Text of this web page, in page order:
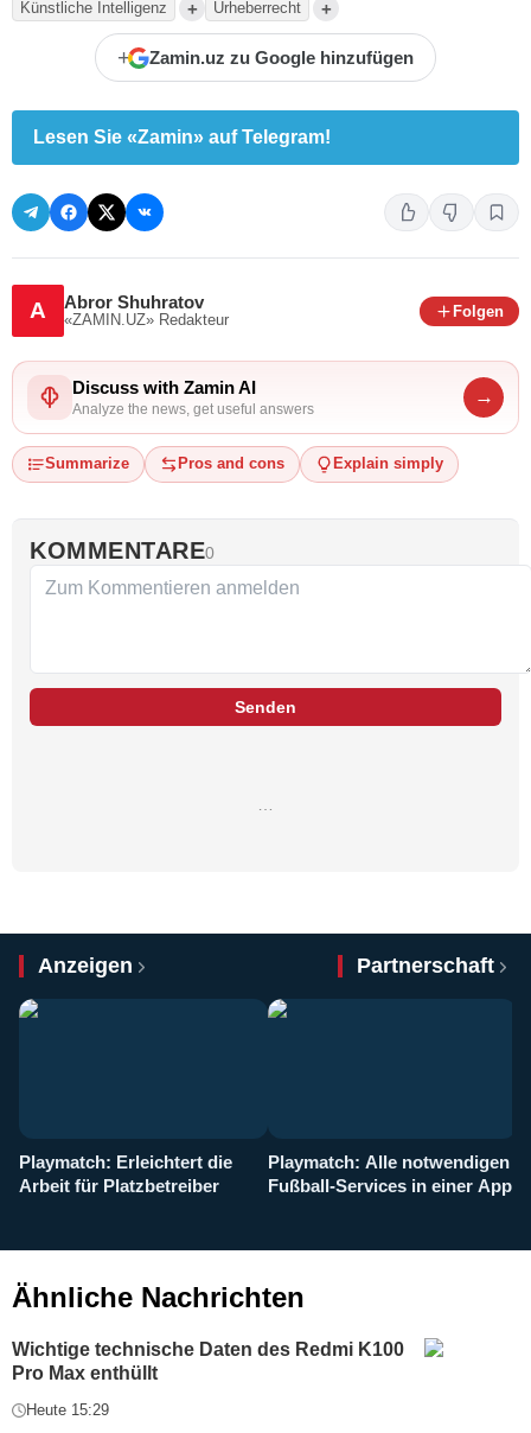
Künstliche Intelligenz + Urheberrecht +
+ Zamin.uz zu Google hinzufügen
Lesen Sie «Zamin» auf Telegram!
A Abror Shuhratov
«ZAMIN.UZ» Redakteur
Folgen
Discuss with Zamin AI
Analyze the news, get useful answers
→
Summarize Pros and cons Explain simply
KOMMENTARE0
Senden
…
Anzeigen Partnerschaft
Playmatch: Erleichtert die
Arbeit für Platzbetreiber
Playmatch: Alle notwendigen
Fußball-Services in einer App
Ähnliche Nachrichten
Wichtige technische Daten des Redmi K100
Pro Max enthüllt
Heute 15:29